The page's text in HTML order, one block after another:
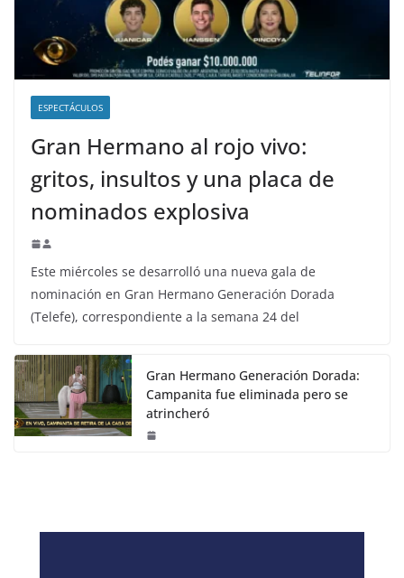
ESPECTÁCULOS
Gran Hermano al rojo vivo:
gritos, insultos y una placa de
nominados explosiva
Este miércoles se desarrolló una nueva gala de
nominación en Gran Hermano Generación Dorada
(Telefe), correspondiente a la semana 24 del
Gran Hermano Generación Dorada:
Campanita fue eliminada pero se
atrincheró